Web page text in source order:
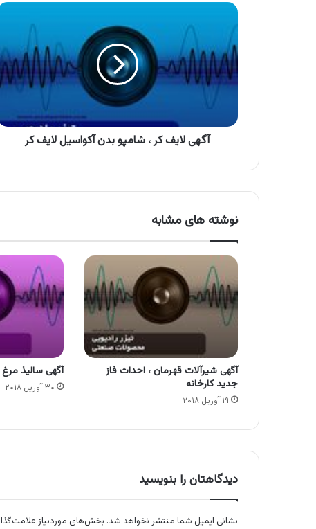
آگهی
کر
،
شامپو
بدن
کر
آگهی لایف کر ، شامپو بدن آکواسیل لایف کر
نوشته های مشابه
آگهی شیرآلات قهرمان ، احداث فاز
جدید کارخانه
۱۹ آوریل ۲۰۱۸
آگهی سالیذ
۳۰ آوریل ۲۰۱۸
دیدگاهتان را بنویسید
نشانی ایمیل شما منتشر نخواهد شد. بخش‌های موردنیاز